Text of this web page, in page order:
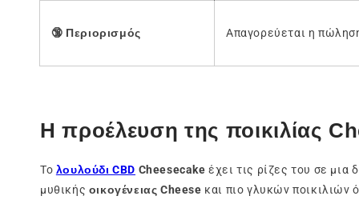
🔞 Περιορισμός Απαγορεύεται η
Η προέλευση της ποικιλίας
Το λουλούδι CBD Cheesecake έχει τις ρίζες του σε
μυθικής οικογένειας Cheese και πιο γλυκών ποικιλιών